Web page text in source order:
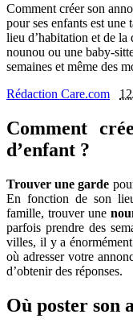
Comment créer son
pour ses enfants est une
lieu d’habitation et de
nounou ou une baby-
semaines et même des
Rédaction Care.com
Comment
d’enfant ?
Trouver une garde
En fonction de son
famille, trouver une
parfois prendre des
villes, il y a
où adresser votre
d’obtenir des réponses.
Où poster son